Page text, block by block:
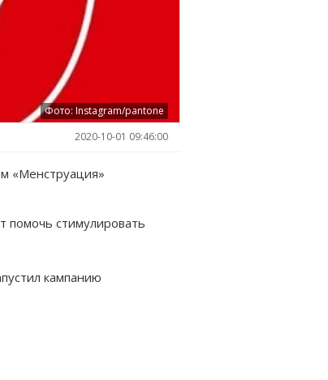
Фото: Instagram/pantone
2020-10-01 09:46:00
«Менструация»
помочь стимулировать
кампанию